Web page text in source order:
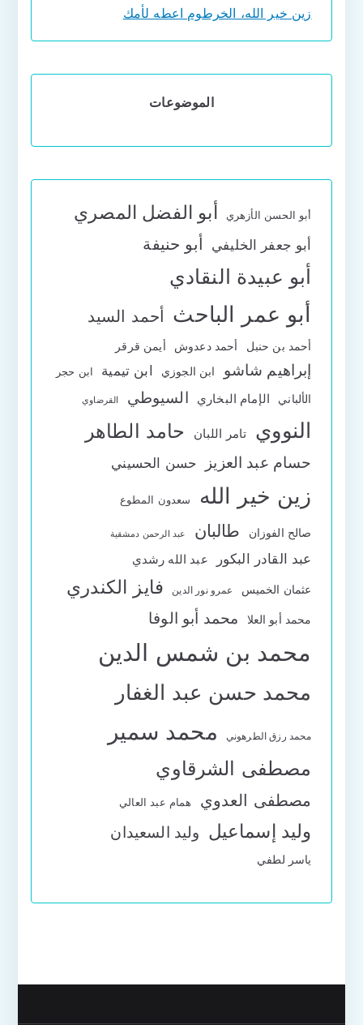
زين خير الله، الخرطوم اعطه لأمك
الموضوعات
أبو الحسن الأزهري أبو الفضل المصري
أبو جعفر الخليفي أبو حنيفة
أبو عبيدة النقادي
أبو عمر الباحث أحمد السيد
أحمد بن حنبل أحمد دعدوش أيمن قرقر
إبراهيم شاشو ابن الجوزي ابن تيمية ابن حجر
الألباني الإمام البخاري السيوطي القرضاوي
النووي تامر اللبان حامد الطاهر
حسام عبد العزيز حسن الحسيني
زين خير الله سعدون المطوع
صالح الفوزان طالبان عبد الرحمن دمشقية
عبد القادر البكور عبد الله رشدي
عثمان الخميس عمرو نور الدين فايز الكندري
محمد أبو العلا محمد أبو الوفا
محمد بن شمس الدين
محمد حسن عبد الغفار
محمد رزق الطرهوني محمد سمير
مصطفى الشرقاوي
مصطفى العدوي همام عبد العالي
وليد إسماعيل وليد السعيدان
ياسر لطفي